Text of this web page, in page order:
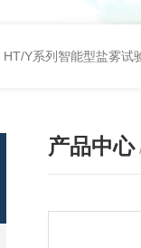
HT/Y系列智能型盐雾试
产品中心